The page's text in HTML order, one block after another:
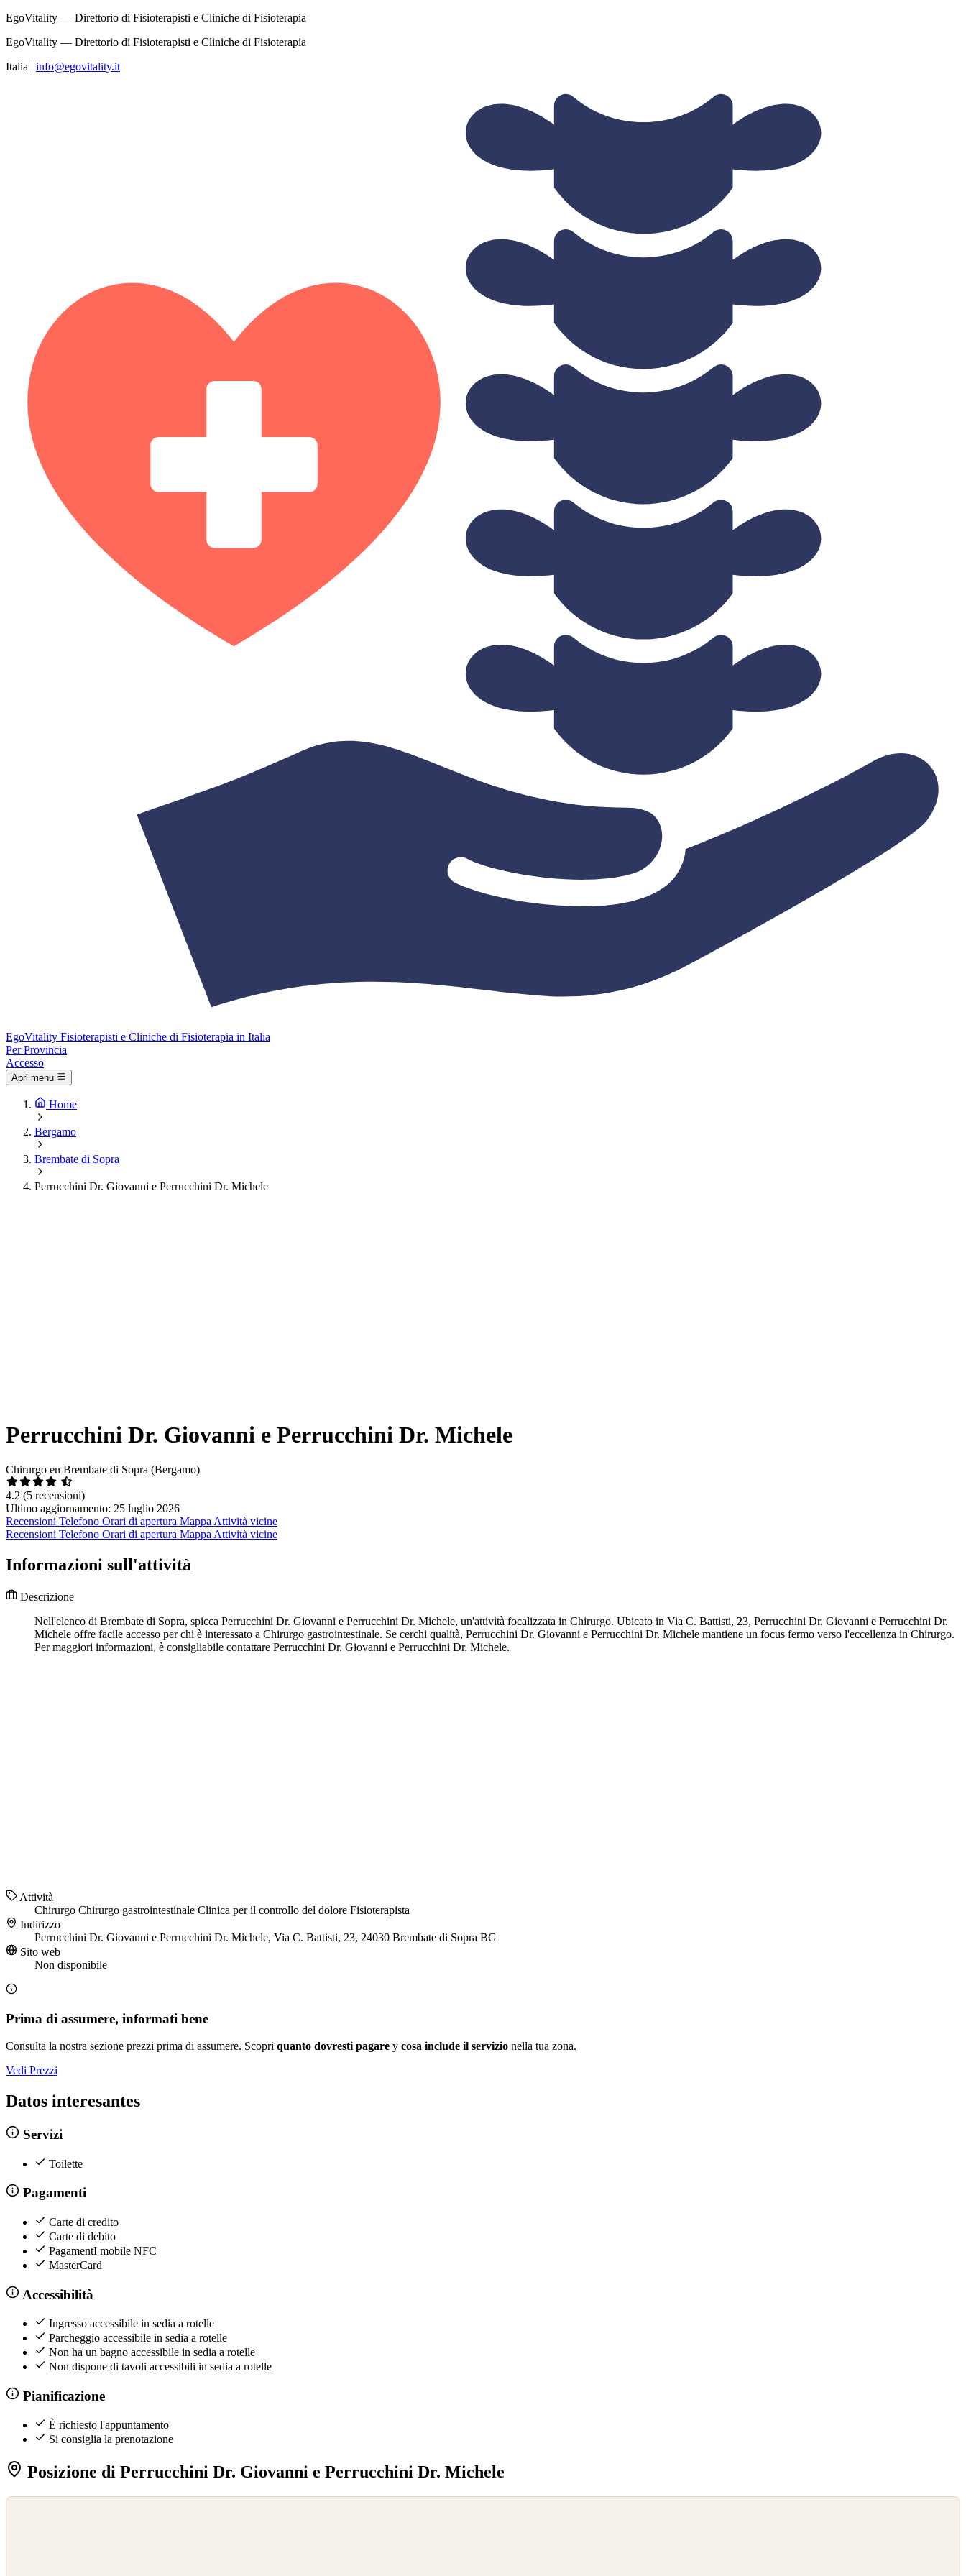
EgoVitality — Direttorio di Fisioterapisti e Cliniche di Fisioterapia
EgoVitality — Direttorio di Fisioterapisti e Cliniche di Fisioterapia
Italia | info@egovitality.it
EgoVitality Fisioterapisti e Cliniche di Fisioterapia in Italia
Per Provincia
Accesso
Apri menu
Home
Bergamo
Brembate di Sopra
Perrucchini Dr. Giovanni e Perrucchini Dr. Michele
Perrucchini Dr. Giovanni e Perrucchini Dr. Michele
Chirurgo en Brembate di Sopra (Bergamo)
4.2 (5 recensioni)
Ultimo aggiornamento: 25 luglio 2026
Recensioni Telefono Orari di apertura Mappa Attività vicine
Recensioni Telefono Orari di apertura Mappa Attività vicine
Informazioni sull'attività
Descrizione
Nell'elenco di Brembate di Sopra, spicca Perrucchini Dr. Giovanni e Perrucchini Dr. Michele, un'attività focalizzata in Chirurgo. Ubicato in Via C. Battisti, 23, Perrucchini Dr. Giovanni e Perrucchini Dr.
Michele offre facile accesso per chi è interessato a Chirurgo gastrointestinale. Se cerchi qualità, Perrucchini Dr. Giovanni e Perrucchini Dr. Michele mantiene un focus fermo verso l'eccellenza in Chirurgo.
Per maggiori informazioni, è consigliabile contattare Perrucchini Dr. Giovanni e Perrucchini Dr. Michele.
Attività
Chirurgo Chirurgo gastrointestinale Clinica per il controllo del dolore Fisioterapista
Indirizzo
Perrucchini Dr. Giovanni e Perrucchini Dr. Michele, Via C. Battisti, 23, 24030 Brembate di Sopra BG
Sito web
Non disponibile
Prima di assumere, informati bene
Consulta la nostra sezione prezzi prima di assumere. Scopri quanto dovresti pagare y cosa include il servizio nella tua zona.
Vedi Prezzi
Datos interesantes
Servizi
Toilette
Pagamenti
Carte di credito
Carte di debito
PagamentI mobile NFC
MasterCard
Accessibilità
Ingresso accessibile in sedia a rotelle
Parcheggio accessibile in sedia a rotelle
Non ha un bagno accessibile in sedia a rotelle
Non dispone di tavoli accessibili in sedia a rotelle
Pianificazione
È richiesto l'appuntamento
Si consiglia la prenotazione
Posizione di Perrucchini Dr. Giovanni e Perrucchini Dr. Michele